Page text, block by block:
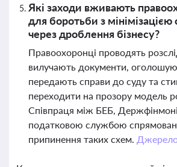
Які заходи вживають
для боротьби з
через дроблення бізнесу?
Правоохоронці проводять
вилучають документи,
передають справи до суду та
переходити на прозору модель
Співпраця між БЕБ,
податковою службою
припинення таких схем.